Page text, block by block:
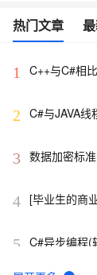
热门文章
1 C++与C#相
2 C#与JAVA线
3 数据加密标
4 [毕业生的商
5 C#异步编程(